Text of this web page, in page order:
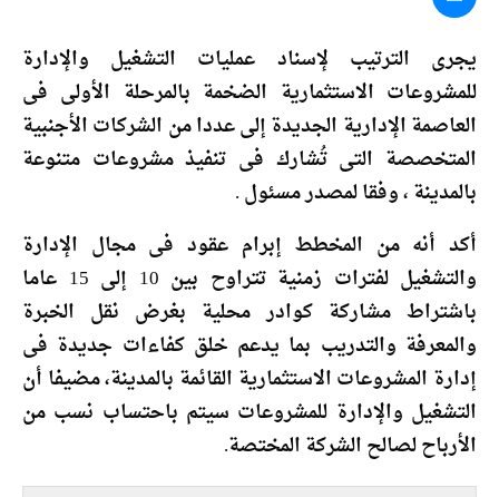
يجرى الترتيب لإسناد عمليات التشغيل والإدارة
للمشروعات الاستثمارية الضخمة بالمرحلة الأولى فى
العاصمة الإدارية الجديدة إلى عددا من الشركات الأجنبية
المتخصصة التى تُشارك فى تنفيذ مشروعات متنوعة
بالمدينة ، وفقا لمصدر مسئول .
أكد أنه من المخطط إبرام عقود فى مجال الإدارة
والتشغيل لفترات زمنية تتراوح بين 10 إلى 15 عاما
باشتراط مشاركة كوادر محلية بغرض نقل الخبرة
والمعرفة والتدريب بما يدعم خلق كفاءات جديدة فى
إدارة المشروعات الاستثمارية القائمة بالمدينة، مضيفا أن
التشغيل والإدارة للمشروعات سيتم باحتساب نسب من
الأرباح لصالح الشركة المختصة.